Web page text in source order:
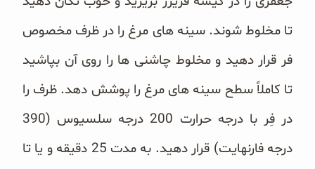
تا مخلوط شوند. سینه های مرغ را در ظرف مخصوص
فر قرار دهید و مخلوط چاشنی ها را روی آن بپاشید
تا کاملاً سطح سینه های مرغ را پوشش دهد. ظرف را
در فِر با درجه حرارت 200 درجه سلسیوس (390
درجه فارنهایت) قرار دهید. به مدت 25 دقیقه و یا تا